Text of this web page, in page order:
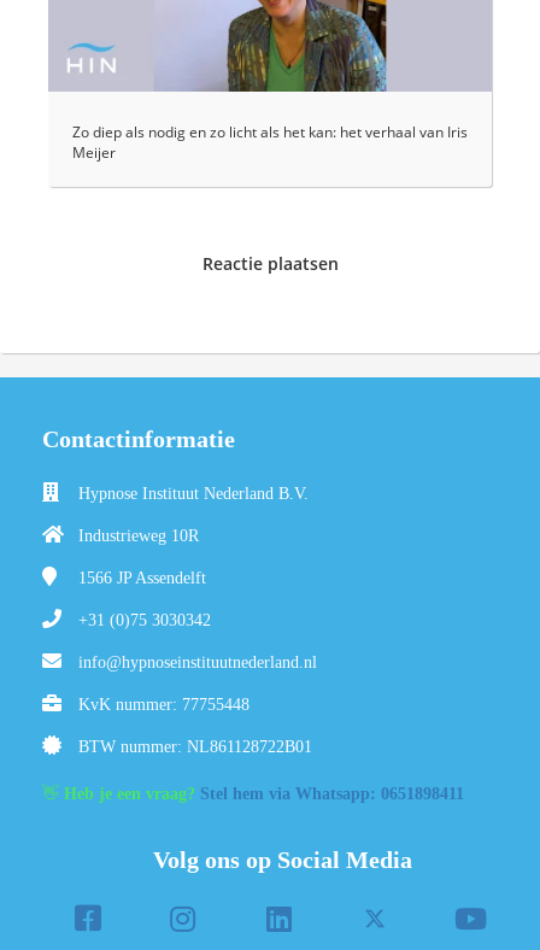
Zo diep als nodig en zo licht als het kan: het verhaal van Iris
Meijer
Reactie plaatsen
Contactinformatie
Hypnose Instituut Nederland B.V.
Industrieweg 10R
1566 JPAssendelft
+31 (0)75 3030342
info@hypnoseinstituutnederland.nl
KvK nummer: 77755448
BTW nummer: NL861128722B01
👋 Heb je een vraag? Stel hem via Whatsapp: 0651898411
Volg ons op Social Media